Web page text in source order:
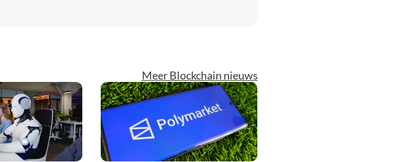
Meer Blockchain nieuws